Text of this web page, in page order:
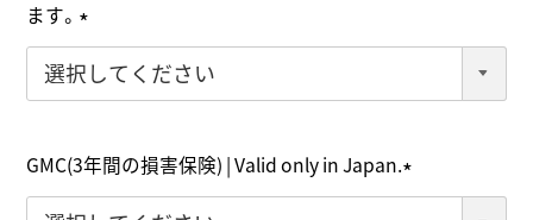
ます。
(
必
GMC(3年間の損害保険) | Valid only in Japan.
(